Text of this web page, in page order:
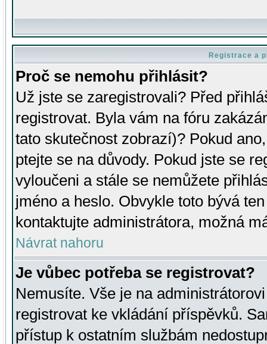
Registrace a
Proč se nemohu přihlásit?
Už jste se zaregistrovali? Před
registrovat. Byla vám na fóru
tato skutečnost zobrazí)? Pokud
ptejte se na důvody. Pokud jste se
vyloučeni a stále se nemůžete
jméno a heslo. Obvykle toto bývá
kontaktujte administrátora, možná
Návrat nahoru
Je vůbec potřeba se registrovat?
Nemusíte. Vše je na
registrovat ke vkládání příspěvků.
přístup k ostatním službám